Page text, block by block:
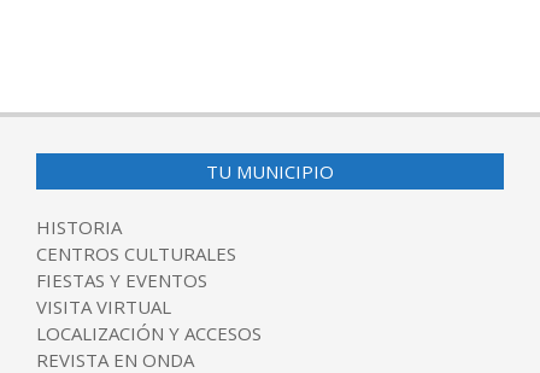
TU MUNICIPIO
HISTORIA
CENTROS CULTURALES
FIESTAS Y EVENTOS
VISITA VIRTUAL
LOCALIZACIÓN Y ACCESOS
REVISTA EN ONDA